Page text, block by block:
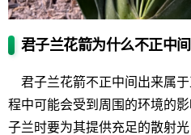
君子兰花箭为什么不正中
君子兰花箭不正中间出来属
程中可能会受到周围的环境的
子兰时要为其提供充足的散射